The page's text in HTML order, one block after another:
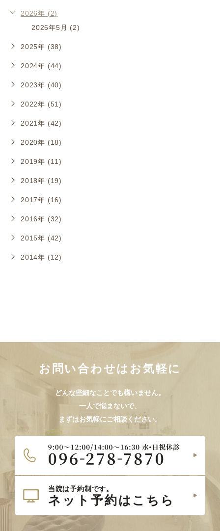
2026年 (2)
2026年5月 (2)
2025年 (38)
2024年 (44)
2023年 (40)
2022年 (51)
2021年 (42)
2020年 (18)
2019年 (11)
2018年 (19)
2017年 (16)
2016年 (32)
2015年 (42)
2014年 (12)
お問い合わせはお気軽に
どんな些細なことでも構いません。
一人で悩まないで、
まずはお気軽にご相談ください。